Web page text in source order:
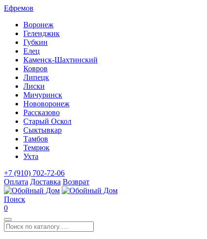
Ефремов
Воронеж
Геленджик
Губкин
Елец
Каменск-Шахтинский
Ковров
Липецк
Лиски
Мичуринск
Нововоронеж
Рассказово
Старый Оскол
Сыктывкар
Тамбов
Темрюк
Ухта
+7 (910) 702-72-06
Оплата Доставка Возврат
Поиск
0